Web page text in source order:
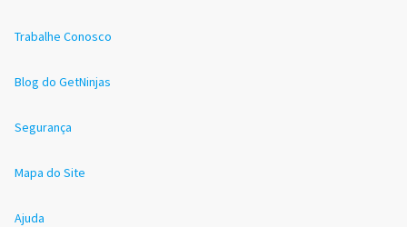
Trabalhe Conosco
Blog do GetNinjas
Segurança
Mapa do Site
Ajuda